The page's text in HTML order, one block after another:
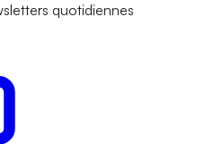
quotidiennes